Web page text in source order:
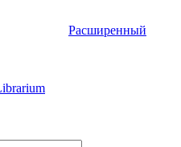
Расширенный